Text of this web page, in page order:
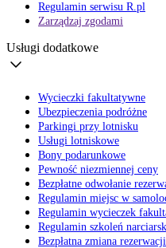
Regulamin serwisu R.pl
Zarządzaj zgodami
Usługi dodatkowe
Wycieczki fakultatywne
Ubezpieczenia podróżne
Parkingi przy lotnisku
Usługi lotniskowe
Bony podarunkowe
Pewność niezmiennej ceny
Bezpłatne odwołanie
Regulamin miejsc w
Regulamin wycieczek
Regulamin szkoleń
Bezpłatna zmiana rezerwacji